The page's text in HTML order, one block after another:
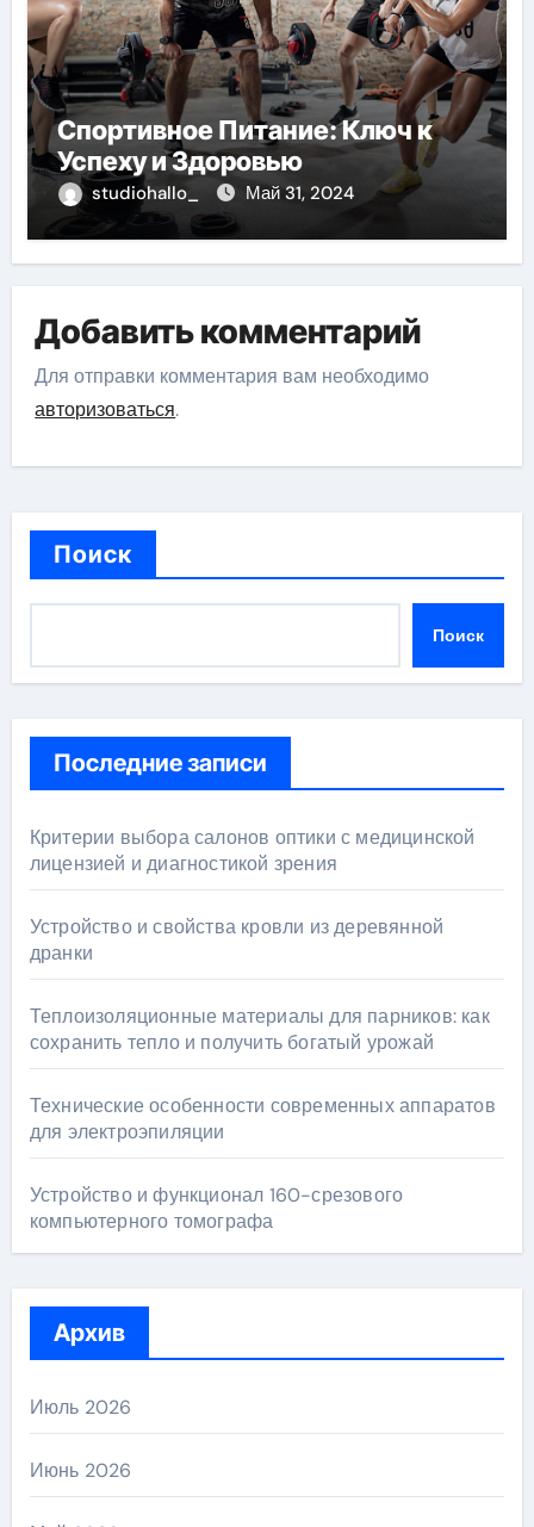
Спортивное Питание: Ключ к
Успеху и Здоровью
studiohallo_ Май 31, 2024
Добавить комментарий
Для отправки комментария вам необходимо
авторизоваться.
Поиск
Поиск
Последние записи
Критерии выбора салонов оптики с медицинской
лицензией и диагностикой зрения
Устройство и свойства кровли из деревянной
дранки
Теплоизоляционные материалы для парников: как
сохранить тепло и получить богатый урожай
Технические особенности современных аппаратов
для электроэпиляции
Устройство и функционал 160-срезового
компьютерного томографа
Архив
Июль 2026
Июнь 2026